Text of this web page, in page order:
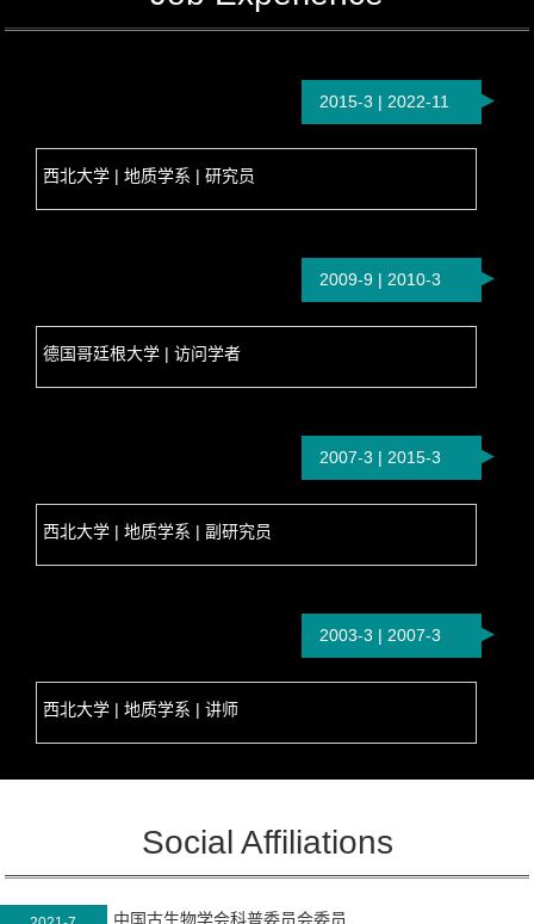
2015-3 | 2022-11
西北大学 | 地质学系 | 研究员
2009-9 | 2010-3
德国哥廷根大学 | 访问学者
2007-3 | 2015-3
西北大学 | 地质学系 | 副研究员
2003-3 | 2007-3
西北大学 | 地质学系 | 讲师
Social Affiliations
中国古生物学会科普委员会委员